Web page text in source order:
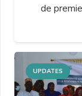
de
UPDATES